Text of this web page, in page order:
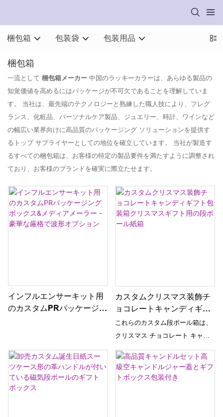
梱包箱 包装袋 包装用品
梱包箱
一流として 梱包箱メーカー 中国のラッキーカラーは、あらゆる製品の
知覚価値を高めるにはパッケージが不可欠であることを理解していま
す。 当社は、最先端のテクノロジーと熟練した職人技により、フレグ
ランス、化粧品、パーソナルケア製品、ジュエリー、時計、ワインなど
の幅広い業界向けに高品質のパッケージング ソリューションを提供す
るトップ サプライヤーとしての地位を確立しています。 当社が製造す
るすべての梱包箱は、お客様の特定の製品要件を満たすように調整され
ており、お客様のブランドを確実に際立たせます。
インフルエンサーキット用
のカスタムPRパッケージン
カスタムクリスマス装飾チ
ョコレートキャンディギフ
ト包装箱クリスマスギフト
用の段ボール紙箱
これらのカスタム段ボール箱は、
クリスマス チョコレート キャン
ディ ギフトの梱包に最適です。
装飾的なデザインにより、休日の
ごちそうを贈るためのお祝い的で